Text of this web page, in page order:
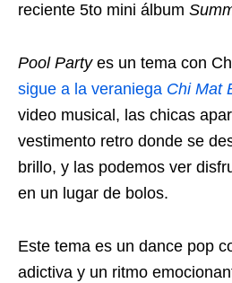
reciente 5to mini álbum
Pool Partyes un tema con
sigue a la veraniega Chi Mat
video musical, las chicas
vestimento retro donde se
brillo, y las podemos ver
en un lugar de bolos.
Este tema es un dance pop
adictiva y un ritmo